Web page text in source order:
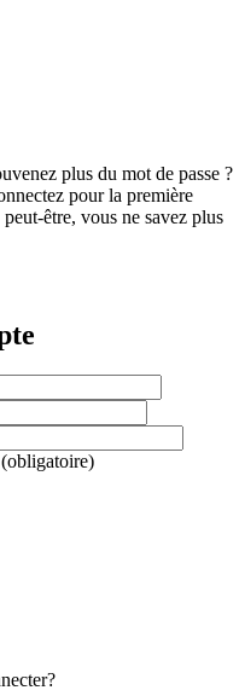
plus du mot de passe ?
pour la première
être, vous ne savez plus
(obligatoire)